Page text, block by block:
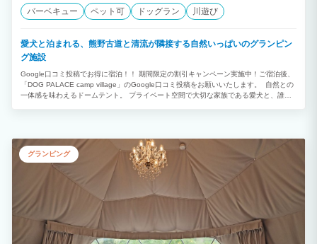
バーベキュー ペット可 ドッグラン 川遊び
愛犬と泊まれる、熊野古道と清流が隣接する自然いっぱいのグランピン
グ施設
Google口コミ投稿でお得に宿泊！！ 期間限定の割引キャンペーン実施中！ご宿泊後、
「DOG PALACE camp village」のGoogle口コミ投稿をお願いいたします。 自然との
一体感を味わえるドームテント。 プライベート空間で大切な家族である愛犬と、誰に
1,500円 ※わんちゃんと一緒にテラスかBBQハウスでお食事が可能です。 ※一緒のお
布団でお休みいただくことも可能です。
グランピング